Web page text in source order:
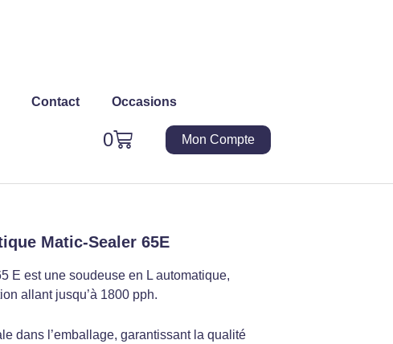
Contact Occasions
0
Panier Mon Compte
Matic-Sealer 65E
E est une soudeuse en L automatique,
allant jusqu’à 1800 pph.
dans l’emballage, garantissant la qualité